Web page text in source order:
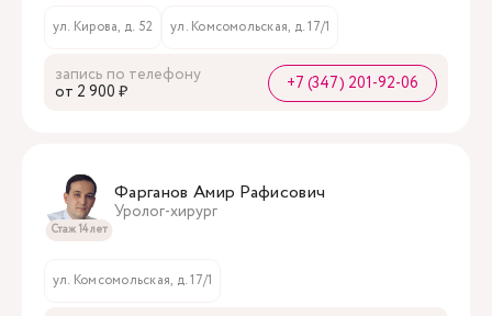
ул. Кирова, д. 52 ул. Комсомольская, д. 17/1
запись по телефону
oт 2 900 ₽
+7 (347) 201-92-06
Стаж 14 лет
Фарганов Амир Рафисович
Уролог-хирург
ул. Комсомольская, д. 17/1